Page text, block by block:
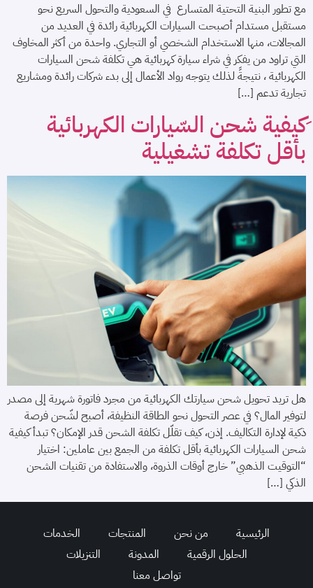
مع تطور البنية التحتية المتسارع في السعودية والتحول السريع نحو
مستقبل مستدام أصبحت السيارات الكهربائية رائدة في العديد من
المجالات، منها الاستخدام الشخصي أو التجاري. واحدة من أكثر المخاوف
التي تراود من يفكر في شراء سيارة كهربائية هي تكلفة شحن السيارات
الكهربائية ، نتيجةً لذلك يتوجه رواد الأعمال إلى بدء شركات رائدة ومشاريع
تجارية تدعم […]
ِكيفية شحن السّيارات الكهربائية
بأقل تكلفة تشغيلية
هل تريد تحويل شحن سيارتك الكهربائية من مجرد فاتورة شهرية إلى مصدر
لتوفير المال؟ في عصر التحول نحو الطاقة النظيفة، أصبح لشّحن فرصة
ذكية لإدارة التكاليف. إذن، كيف تقلّل تكلفة الشحن قدر الإمكان؟ تبدأ كيفية
شحن السيارات الكهربائية بأقل تكلفة من الجمع بين عاملين: اختيار
“التوقيت الذهبي” خارج أوقات الذروة، والاستفادة من تقنيات الشحن
الذكي […]
الرئيسية من نحن المنتجات
الخدمات
الحلول الرقمية
المدونة
التنزيلات
تواصل معنا